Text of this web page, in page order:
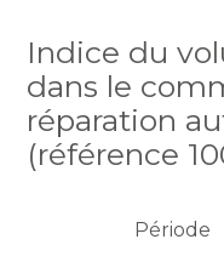
Indice du
dans le
réparation
(référence
Période